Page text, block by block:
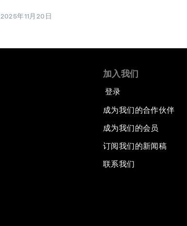
2025年11月20日
加入我们
登录
成为我们的合作伙伴
成为我们的会员
订阅我们的新闻稿
联系我们